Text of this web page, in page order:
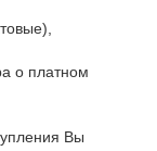
о платном
Вы